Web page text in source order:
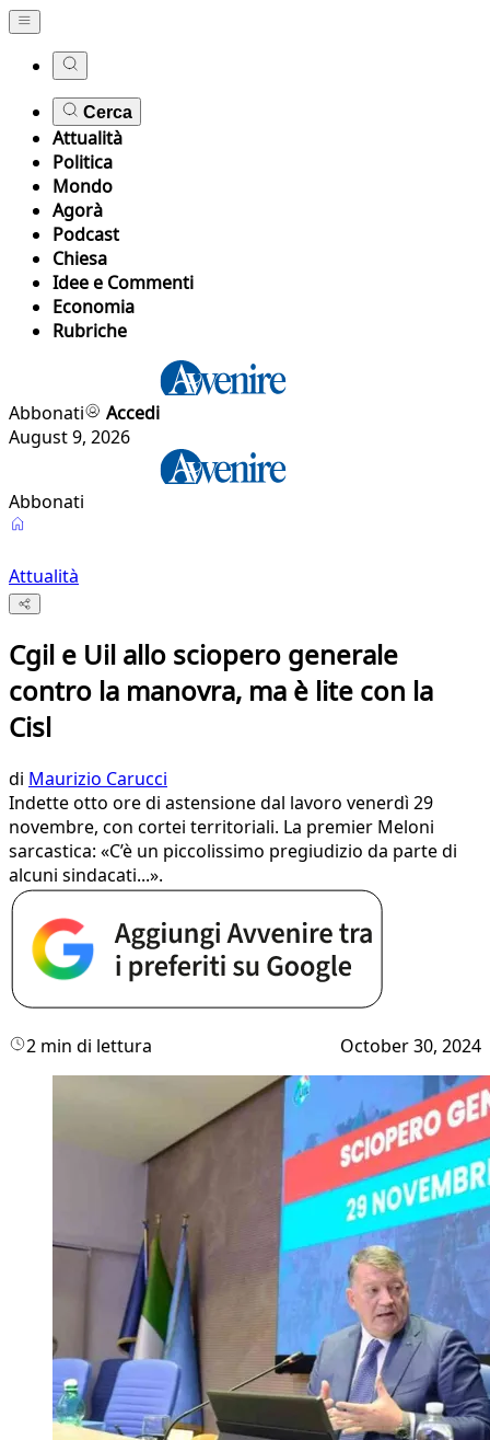
Cerca
Attualità
Politica
Mondo
Agorà
Podcast
Chiesa
Idee e Commenti
Economia
Rubriche
Abbonati
Accedi
August 9, 2026
Abbonati
Attualità
Cgil e Uil allo sciopero generale
contro la manovra, ma è lite con la
Cisl
di Maurizio Carucci
Indette otto ore di astensione dal lavoro venerdì 29
novembre, con cortei territoriali. La premier Meloni
sarcastica: «C’è un piccolissimo pregiudizio da parte di
alcuni sindacati...».
2 min di lettura October 30, 2024